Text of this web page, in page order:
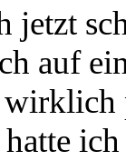
auf